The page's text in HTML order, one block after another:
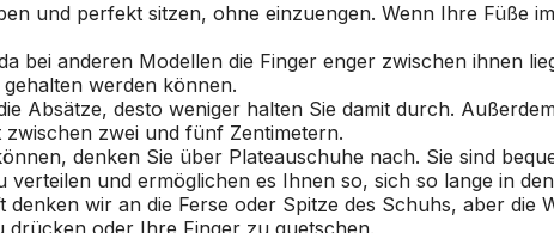
und perfekt sitzen, ohne einzuengen. Wenn Ihre Füße
bei anderen Modellen die Finger enger zwischen ihnen
werden können.
Absätze, desto weniger halten Sie damit durch.
zwei und fünf Zentimetern.
denken Sie über Plateauschuhe nach. Sie sind
und ermöglichen es Ihnen so, sich so lange in
wir an die Ferse oder Spitze des Schuhs, aber die